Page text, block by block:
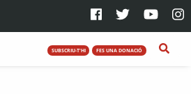
SUBSCRIU-T'HI FES UNA DONACIÓ